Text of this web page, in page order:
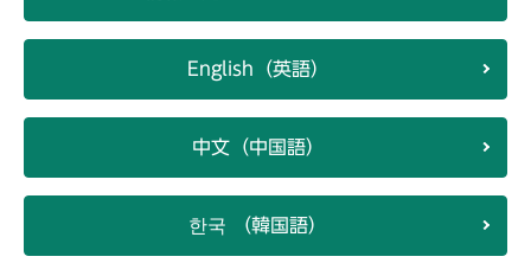
English（英語）
中文（中国語）
한국 （韓国語）